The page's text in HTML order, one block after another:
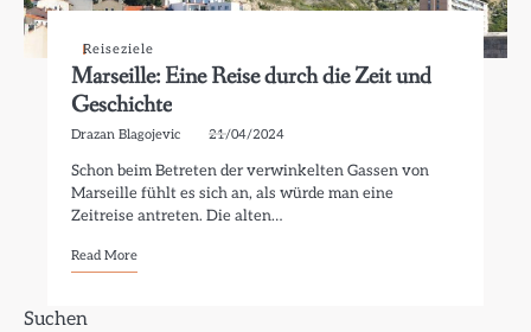
Reiseziele
Marseille: Eine Reise durch die Zeit und
Geschichte
Drazan Blagojevic 21/04/2024
Schon beim Betreten der verwinkelten Gassen von
Marseille fühlt es sich an, als würde man eine
Zeitreise antreten. Die alten…
Read More
Suchen